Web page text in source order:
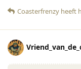
Coasterfrenzy heeft